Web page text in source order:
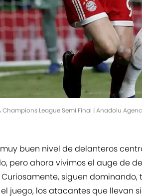
Champions League Semi Final | Anadolu
buen nivel de delanteros
pero ahora vivimos el auge de
siguen dominando,
juego, los atacantes que llevan